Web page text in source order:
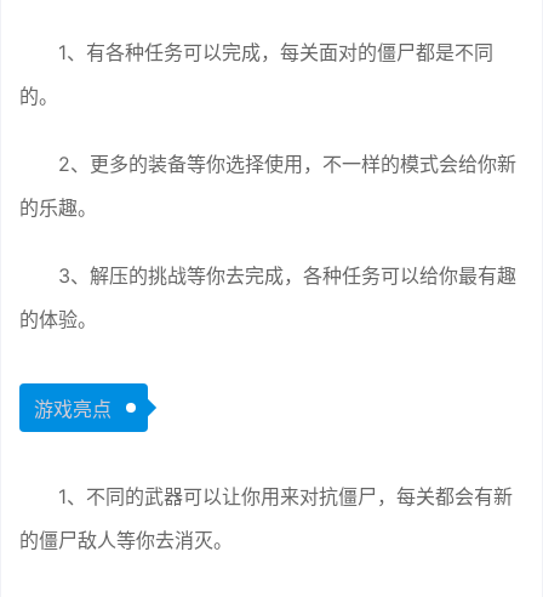
1、有各种任务可以完成，每关面对的僵尸都是不同
的。
2、更多的装备等你选择使用，不一样的模式会给你新
的乐趣。
3、解压的挑战等你去完成，各种任务可以给你最有趣
的体验。
游戏亮点
1、不同的武器可以让你用来对抗僵尸，每关都会有新
的僵尸敌人等你去消灭。